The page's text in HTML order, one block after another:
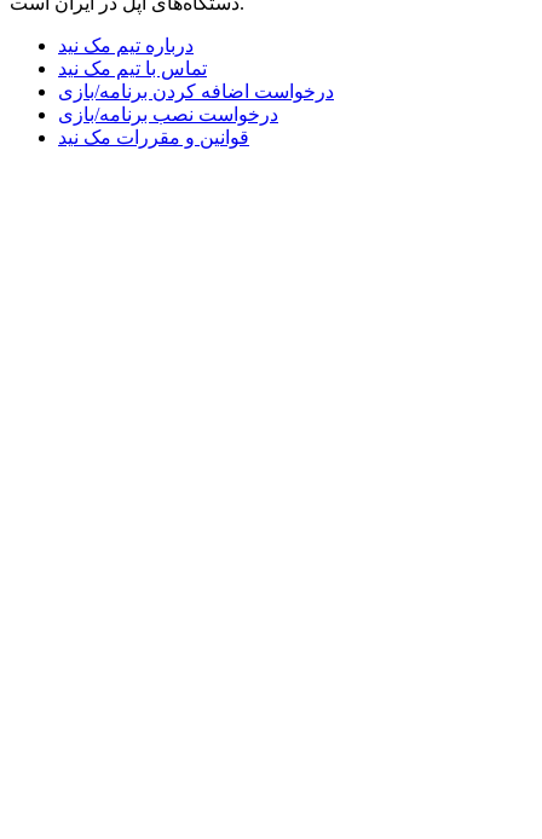
درباره تیم مک نید
تماس با تیم مک نید
درخواست اضافه کردن برنامه/بازی
درخواست نصب برنامه/بازی
قوانین و مقررات مک نید